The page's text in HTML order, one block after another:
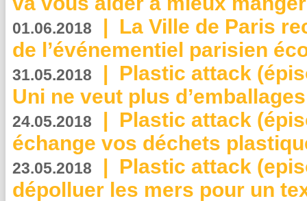
01.06.2018 | La Ville de Paris
de l’événementiel parisien
31.05.2018 | Plastic attack
Uni ne veut plus
24.05.2018 | Plastic attack
échange vos déchets
23.05.2018 | Plastic attack
dépolluer les mers pour un